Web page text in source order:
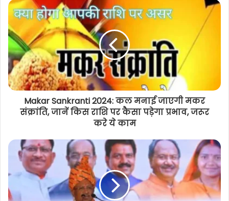
नवापारा क्षेत्र के इन इलाकों मे कल बिजली
आपूर्ति रहेगी प्रभावित, देखिए पूरी लिस्ट
Makar Sankranti 2024: कल मनाई जाएगी मकर
संक्रांति, जानें किस राशि पर कैसा पड़ेगा प्रभाव, जरूर
करे ये काम